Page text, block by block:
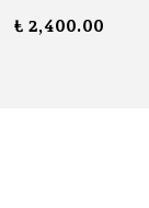
₺ 2,400.00